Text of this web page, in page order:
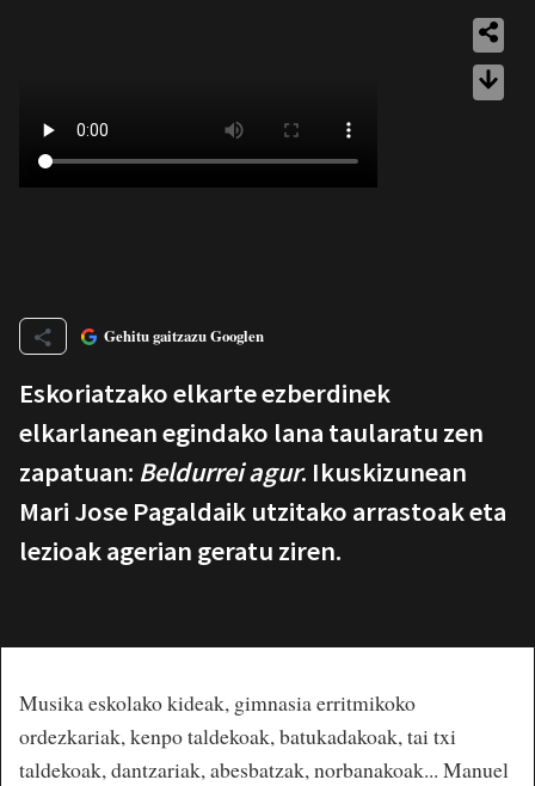
Gehitu gaitzazu Googlen
Eskoriatzako elkarte ezberdinek
elkarlanean egindako lana taularatu zen
zapatuan: Beldurrei agur. Ikuskizunean
Mari Jose Pagaldaik utzitako arrastoak eta
lezioak agerian geratu ziren.
Musika eskolako kideak, gimnasia erritmikoko
ordezkariak, kenpo taldekoak, batukadakoak, tai txi
taldekoak, dantzariak, abesbatzak, norbanakoak... Manuel